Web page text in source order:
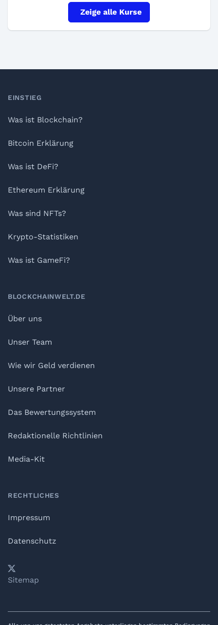
Zeige alle Kurse
Footer
EINSTIEG
Was ist Blockchain?
Bitcoin Erklärung
Was ist DeFi?
Ethereum Erklärung
Was sind NFTs?
Krypto-Statistiken
Was ist GameFi?
BLOCKCHAINWELT.DE
Über uns
Unser Team
Wie wir Geld verdienen
Unsere Partner
Das Bewertungssystem
Redaktionelle Richtlinien
Media-Kit
RECHTLICHES
Impressum
Datenschutz
YouTube
𝕏LinkedIn
Telegram
Sitemap